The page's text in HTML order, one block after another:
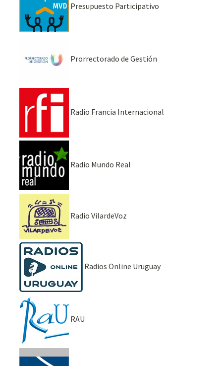
Presupuesto Participativo
Prorrectorado de Gestión
Radio Francia Internacional
Radio Mundo Real
Radio VilardeVoz
Radios Online Uruguay
RAU